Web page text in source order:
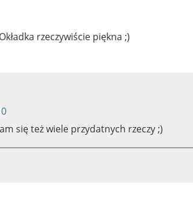
rzeczywiście piękna ;)
się też wiele przydatnych rzeczy ;)